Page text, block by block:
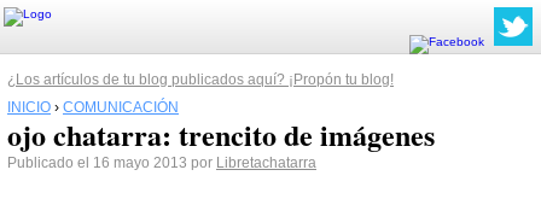
¿Los artículos de tu blog publicados aquí? ¡Propón tu blog!
INICIO › COMUNICACIÓN
ojo chatarra: trencito de imágenes
Publicado el 16 mayo 2013 por Libretachatarra